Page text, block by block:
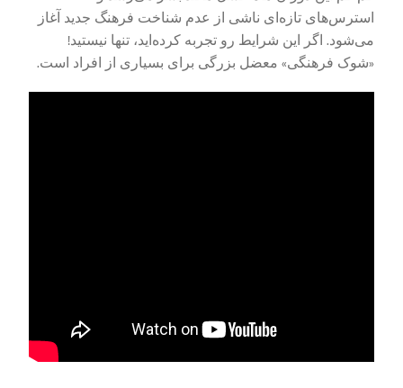
استرس‌های تازه‌‌ای ناشی از عدم شناخت فرهنگ جدید آغاز
می‌شود. اگر این شرایط رو تجربه کرده‌اید، تنها نیستید!
«شوک فرهنگی» معضل بزرگی برای بسیاری از افراد است.